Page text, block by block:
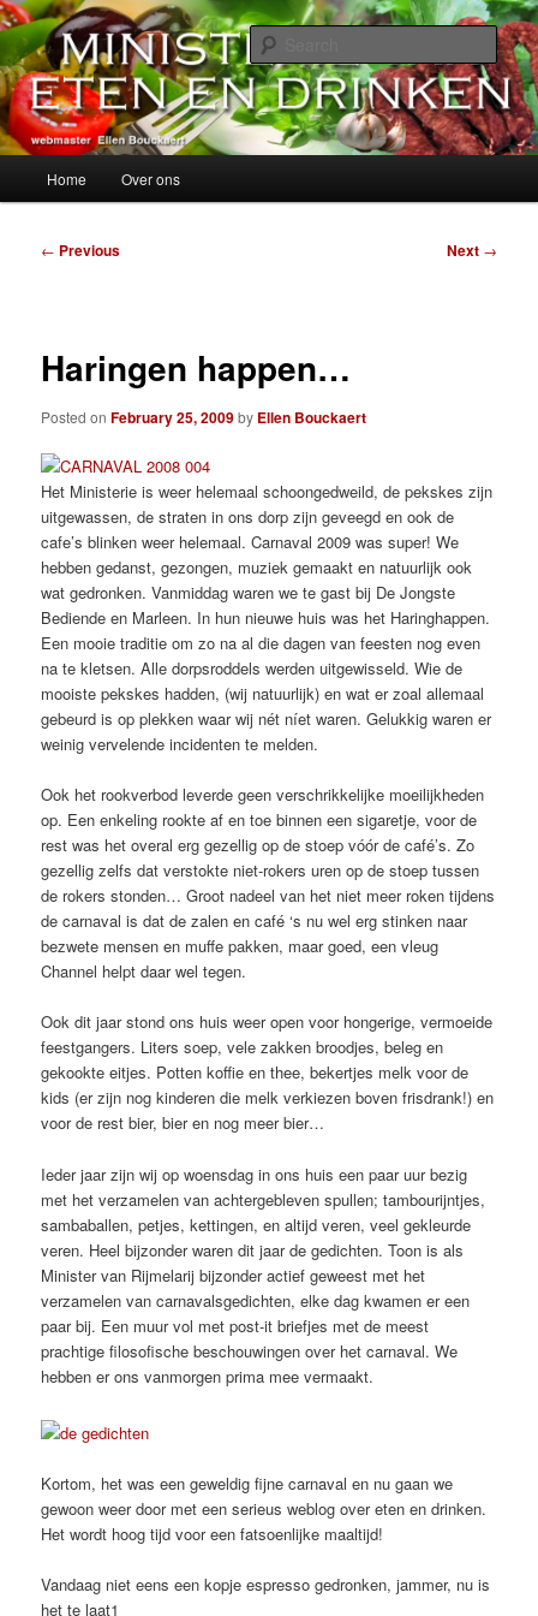
Skip
to
primary
contentMinisterie van Eten en Drinken
alles over eten, drinken en andere genoegens…
Home Over ons
Post
← Previous Next →
Haringen happen…
Posted onFebruary 25, 2009by Ellen Bouckaert
Het Ministerie is weer helemaal schoongedweild, de pekskes zijn
uitgewassen, de straten in ons dorp zijn geveegd en ook de
cafe’s blinken weer helemaal. Carnaval 2009 was super! We
hebben gedanst, gezongen, muziek gemaakt en natuurlijk ook
wat gedronken. Vanmiddag waren we te gast bij De Jongste
Bediende en Marleen. In hun nieuwe huis was het Haringhappen.
Een mooie traditie om zo na al die dagen van feesten nog even
na te kletsen. Alle dorpsroddels werden uitgewisseld. Wie de
mooiste pekskes hadden, (wij natuurlijk) en wat er zoal allemaal
gebeurd is op plekken waar wij nét níet waren. Gelukkig waren er
weinig vervelende incidenten te melden.
Ook het rookverbod leverde geen verschrikkelijke moeilijkheden
op. Een enkeling rookte af en toe binnen een sigaretje, voor de
rest was het overal erg gezellig op de stoep vóór de café’s. Zo
gezellig zelfs dat verstokte niet-rokers uren op de stoep tussen
de rokers stonden… Groot nadeel van het niet meer roken tijdens
de carnaval is dat de zalen en café ‘s nu wel erg stinken naar
bezwete mensen en muffe pakken, maar goed, een vleug
Channel helpt daar wel tegen.
Ook dit jaar stond ons huis weer open voor hongerige, vermoeide
feestgangers. Liters soep, vele zakken broodjes, beleg en
gekookte eitjes. Potten koffie en thee, bekertjes melk voor de
kids (er zijn nog kinderen die melk verkiezen boven frisdrank!) en
voor de rest bier, bier en nog meer bier…
Ieder jaar zijn wij op woensdag in ons huis een paar uur bezig
met het verzamelen van achtergebleven spullen; tambourijntjes,
sambaballen, petjes, kettingen, en altijd veren, veel gekleurde
veren. Heel bijzonder waren dit jaar de gedichten. Toon is als
Minister van Rijmelarij bijzonder actief geweest met het
verzamelen van carnavalsgedichten, elke dag kwamen er een
paar bij. Een muur vol met post-it briefjes met de meest
prachtige filosofische beschouwingen over het carnaval. We
hebben er ons vanmorgen prima mee vermaakt.
Kortom, het was een geweldig fijne carnaval en nu gaan we
gewoon weer door met een serieus weblog over eten en drinken.
Het wordt hoog tijd voor een fatsoenlijke maaltijd!
Vandaag niet eens een kopje espresso gedronken, jammer, nu is
het te laat1